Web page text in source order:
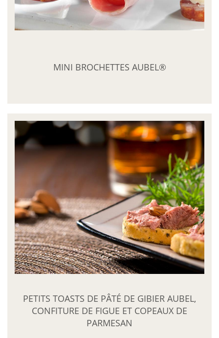
MINI BROCHETTES AUBEL®
PETITS TOASTS DE PÂTÉ DE GIBIER AUBEL,
CONFITURE DE FIGUE ET COPEAUX DE
PARMESAN